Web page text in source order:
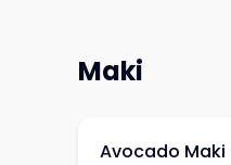
Maki
Avocado